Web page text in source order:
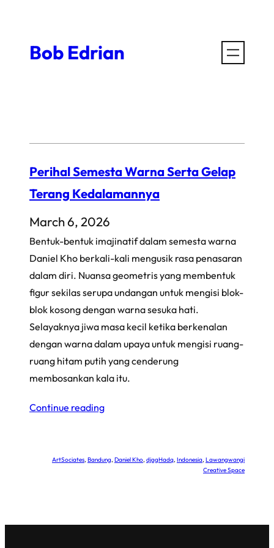
contentBob Edrian
Perihal Semesta Warna Serta Gelap
Terang Kedalamannya
March 6, 2026
Bentuk-bentuk imajinatif dalam semesta warna
Daniel Kho berkali-kali mengusik rasa penasaran
dalam diri. Nuansa geometris yang membentuk
figur sekilas serupa undangan untuk mengisi blok-
blok kosong dengan warna sesuka hati.
Selayaknya jiwa masa kecil ketika berkenalan
dengan warna dalam upaya untuk mengisi ruang-
ruang hitam putih yang cenderung
membosankan kala itu.
Continue reading
ArtSociates, Bandung, Daniel Kho, djagHadq, Indonesia, Lawangwangi
Creative Space